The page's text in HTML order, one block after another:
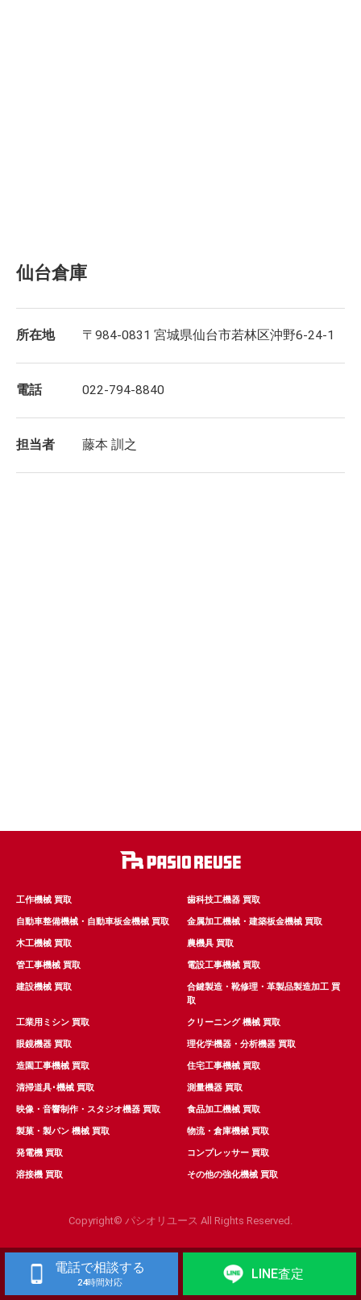
仙台倉庫
所在地 〒984-0831 宮城県仙台市若林区沖野6-24-1
電話 022-794-8840
担当者 藤本 訓之
電話で相談する
24時間対応
LINE査定
工作機械 買取 歯科技工機器 買取
自動車整備機械・自動車板金機械 買取 金属加工機械・建築板金機械 買取
木工機械 買取 農機具 買取
管工事機械 買取 電設工事機械 買取
建設機械 買取
合鍵製造・靴修理・革製品製造加工 買
取
工業用ミシン 買取 クリーニング 機械 買取
眼鏡機器 買取 理化学機器・分析機器 買取
造園工事機械 買取 住宅工事機械 買取
清掃道具･機械 買取 測量機器 買取
映像・音響制作・スタジオ機器 買取 食品加工機械 買取
製菓・製パン 機械 買取 物流・倉庫機械 買取
発電機 買取 コンプレッサー 買取
溶接機 買取 その他の強化機械 買取
Copyright© パシオリユース All Rights Reserved.